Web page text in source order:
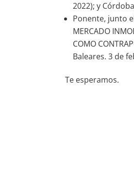
2022); y
Ponente, junto el
MERCADO
COMO
Baleares. 3 de
Te esperamos.